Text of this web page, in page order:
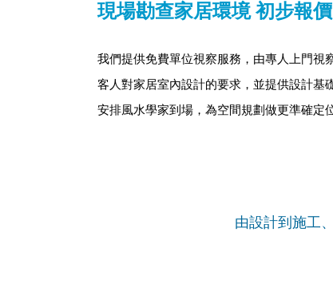
現場勘查家居環境 初步報價
我們提供免費單位視察服務，由專人上門視
客人對家居室內設計的要求，並提供設計基
安排風水學家到場，為空間規劃做更準確定位
由設計到施工